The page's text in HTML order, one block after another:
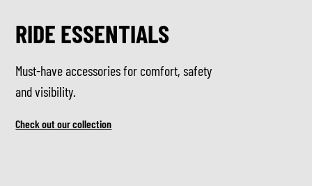
RIDE ESSENTIALS
Must-have accessories for comfort, safety
and visibility.
Check out our collection